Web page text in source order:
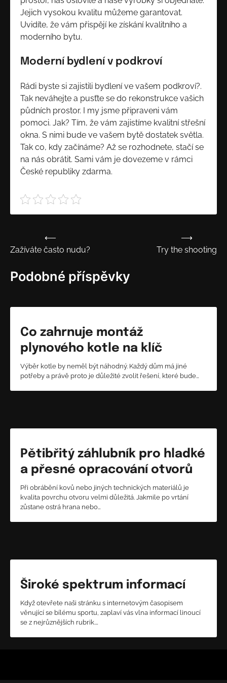
Jejich vysokou kvalitu můžeme garantovat.
Uvidíte, že vám přispějí ke získání kvalitního a
moderního bytu.
Moderní bydlení v podkroví
Rádi byste si zajistili bydlení ve vašem podkroví?.
Tak neváhejte a pusťte se do rekonstrukce vašich
půdních prostor. I my jsme připraveni vám
pomoci. Jak? Tím, že vám zajistíme kvalitní střešní
okna. S nimi bude ve vašem bytě dostatek světla.
Tak co, kdy začínáme? Až se rozhodnete, stačí se
na nás obrátit. Sami vám je dovezeme v rámci
České republiky zdarma.
Navigace
pro
příspěvek
⟵
Zažíváte často nudu?
Try the shooting
⟶
Podobné příspěvky
Co zahrnuje montáž
plynového kotle na klíč
Výběr kotle by neměl být náhodný. Každý dům má jiné
potřeby a právě proto je důležité zvolit řešení, které bude…
Pětibřitý záhlubník pro hladké
a přesné opracování otvorů
Při obrábění kovů nebo jiných technických materiálů je
kvalita povrchu otvoru velmi důležitá. Jakmile po vrtání
zůstane ostrá hrana nebo…
Široké spektrum informací
Když otevřete naši stránku s internetovým časopisem
věnující se bílému sportu, zaplaví vás vlna informací linoucí
se z nejrůznějších rubrik.…